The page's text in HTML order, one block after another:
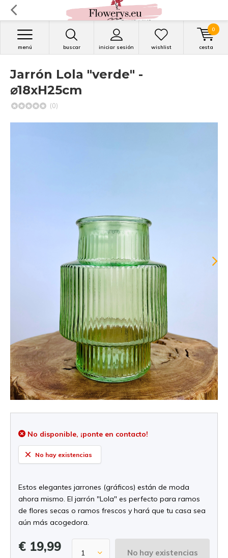
buscar iniciar sesión
menú wishlist cesta
0
Jarrón Lola "verde" -
⌀18xH25cm
(0)
No disponible, ¡ponte en contacto!
No hay existencias
Estos elegantes jarrones (gráficos) están de moda
ahora mismo. El jarrón "Lola" es perfecto para ramos
de flores secas o ramos frescos y hará que tu casa sea
aún más acogedora.
€ 19,99 No hay existencias